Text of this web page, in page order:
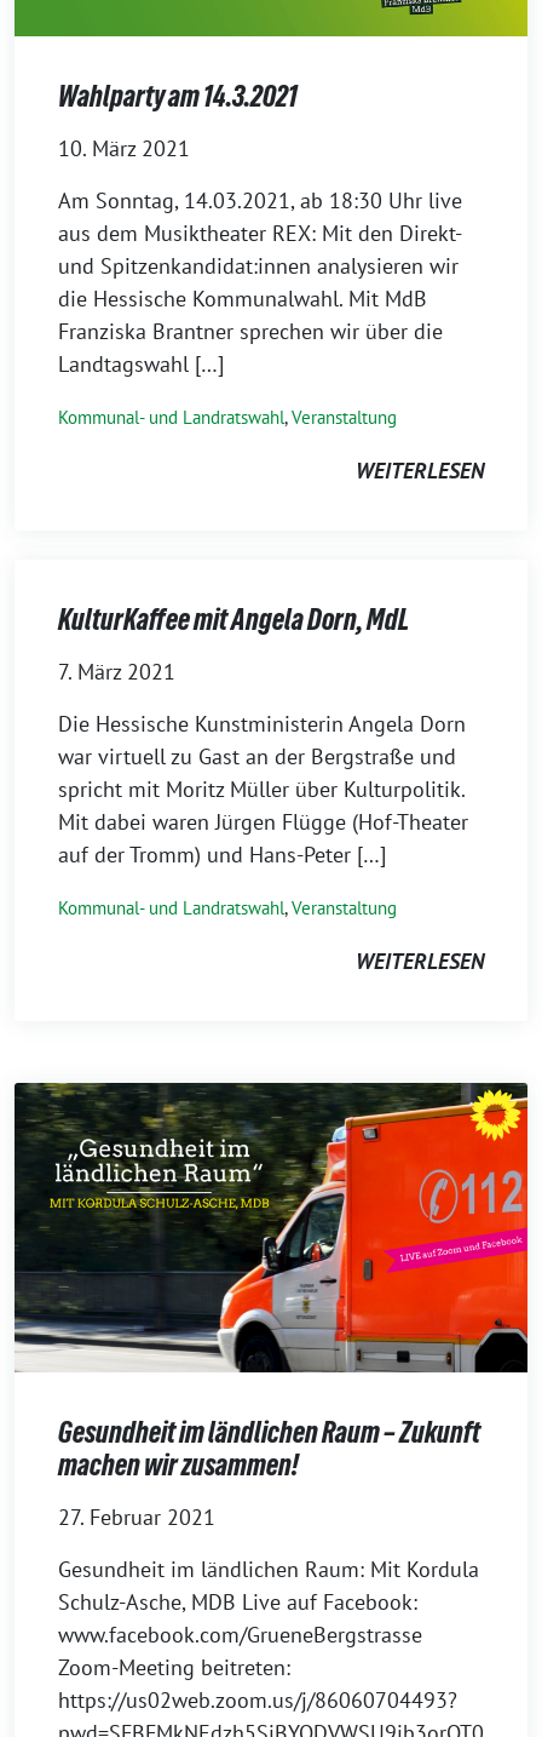
Wahlparty am 14.3.2021
10. März 2021
Am Sonntag, 14.03.2021, ab 18:30 Uhr live
aus dem Musiktheater REX: Mit den Direkt-
und Spitzenkandidat:innen analysieren wir
die Hessische Kommunalwahl. Mit MdB
Franziska Brantner sprechen wir über die
Landtagswahl […]
Kommunal- und Landratswahl,Veranstaltung
WEITERLESEN
KulturKaffee mit Angela Dorn, MdL
7. März 2021
Die Hessische Kunstministerin Angela Dorn
war virtuell zu Gast an der Bergstraße und
spricht mit Moritz Müller über Kulturpolitik.
Mit dabei waren Jürgen Flügge (Hof-Theater
auf der Tromm) und Hans-Peter […]
Kommunal- und Landratswahl,Veranstaltung
WEITERLESEN
Gesundheit im ländlichen Raum – Zukunft
machen wir zusammen!
27. Februar 2021
Gesundheit im ländlichen Raum: Mit Kordula
Schulz-Asche, MDB Live auf Facebook:
www.facebook.com/GrueneBergstrasse
Zoom-Meeting beitreten:
https://us02web.zoom.us/j/86060704493?